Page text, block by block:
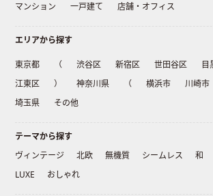
マンション
一戸建て 店舗・オフィス
エリアから探す
東京都 （ 渋谷区 新宿区 世田谷区 目
江東区
） 神奈川県 （ 横浜市 川崎市
埼玉県
その他
テーマから探す
ヴィンテージ
北欧 無機質 シームレス 和
LUXE
おしゃれ